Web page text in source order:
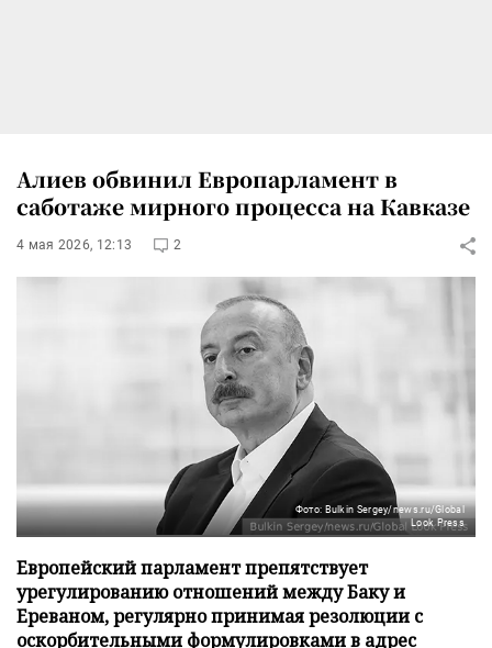
Алиев обвинил Европарламент в
саботаже мирного процесса на Кавказе
4 мая 2026, 12:13 2
Фото: Bulkin Sergey/news.ru/Global
Look Press
Европейский парламент препятствует
урегулированию отношений между Баку и
Ереваном, регулярно принимая резолюции с
оскорбительными формулировками в адрес